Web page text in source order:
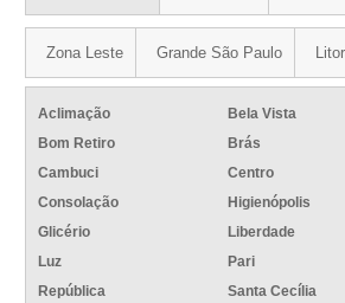
Zona Leste Grande São Paulo
Aclimação
Bela Vista
Bom Retiro
Brás
Cambuci
Centro
Consolação
Higienópolis
Glicério
Liberdade
Luz
Pari
República
Santa Cecília